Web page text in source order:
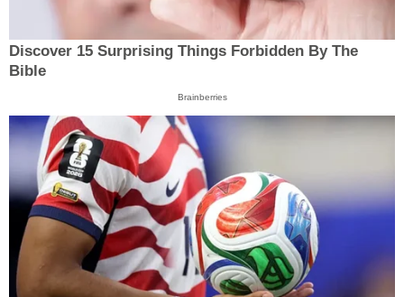
Discover 15 Surprising Things Forbidden By The
Bible
Brainberries